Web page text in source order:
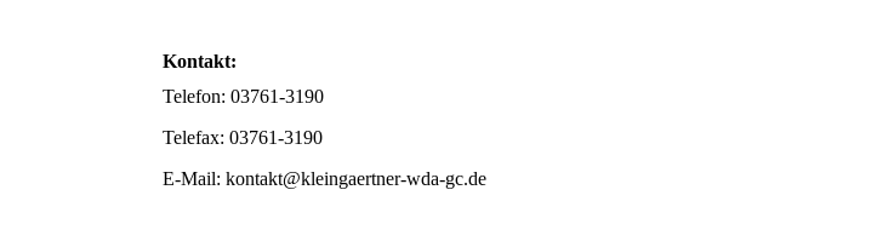
Kontakt:
Telefon: 03761-3190
Telefax: 03761-3190
E-Mail: kontakt@kleingaertner-wda-gc.de